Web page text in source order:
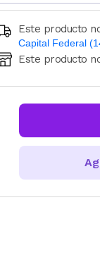
Este producto
Capital Federal
Ingresá código
Este producto